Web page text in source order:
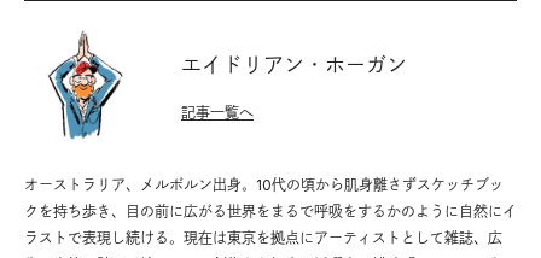
エイドリアン・ホーガン
オーストラリア、メルボルン出身。10代の頃から肌身離さずスケッチブッ
クを持ち歩き、目の前に広がる世界をまるで呼吸をするかのように自然にイ
ラストで表現し続ける。現在は東京を拠点にアーティストとして雑誌、広
記事一覧へ